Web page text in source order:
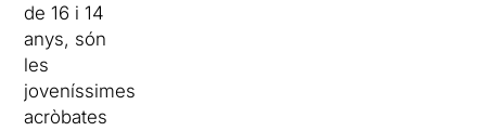
de 16 i 14
anys, són
les
joveníssimes
acròbates